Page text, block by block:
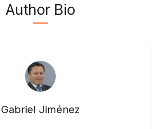
Author Bio
Gabriel Jiménez